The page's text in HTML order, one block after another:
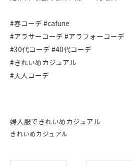
#春コーデ #cafune
#アラサーコーデ #アラフォーコーデ
#30代コーデ #40代コーデ
#きれいめカジュアル
#大人コーデ
婦人服できれいめカジュアル
きれいめカジュアル